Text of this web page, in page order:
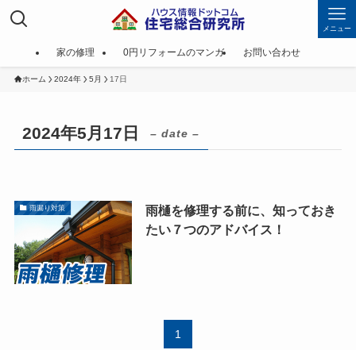
メニュー
家の修理 0円リフォームのマンガ お問い合わせ
ホーム 2024年 5月 17日
2024年5月17日 – date –
雨漏り対策
雨樋を修理する前に、知っておき
たい７つのアドバイス！
1